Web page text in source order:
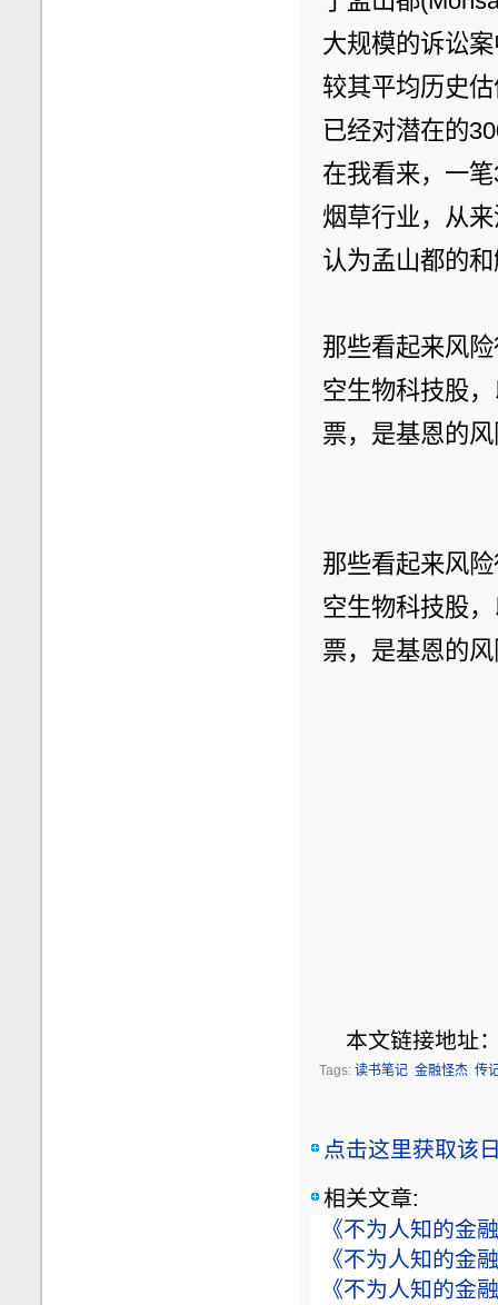
大规模的诉讼
较其平均历史
已经对潜在的
在我看来，一
烟草行业，从
认为孟山都的
那些看起来风
空生物科技股
票，是基恩的
那些看起来风
空生物科技股
票，是基恩的
本文链接地址
Tags: 读书笔记 金融怪杰 传
点击这里获取该
相关文章:
《不为人知的金
《不为人知的金
《不为人知的金